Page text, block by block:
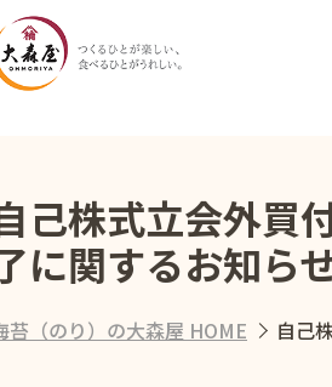
己株式立会外買
に関するお知ら
苔（のり）の大森屋 HOME 自己